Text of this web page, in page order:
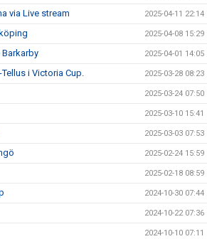
via Live stream 2025-04-11 22:14
2025-04-08 15:29
2025-04-01 14:05
i Victoria Cup. 2025-03-28 08:23
2025-03-24 07:50
2025-03-10 15:41
2025-03-03 07:53
2025-02-24 15:59
2025-02-18 08:59
2024-10-30 07:44
2024-10-22 07:36
2024-10-10 07:11